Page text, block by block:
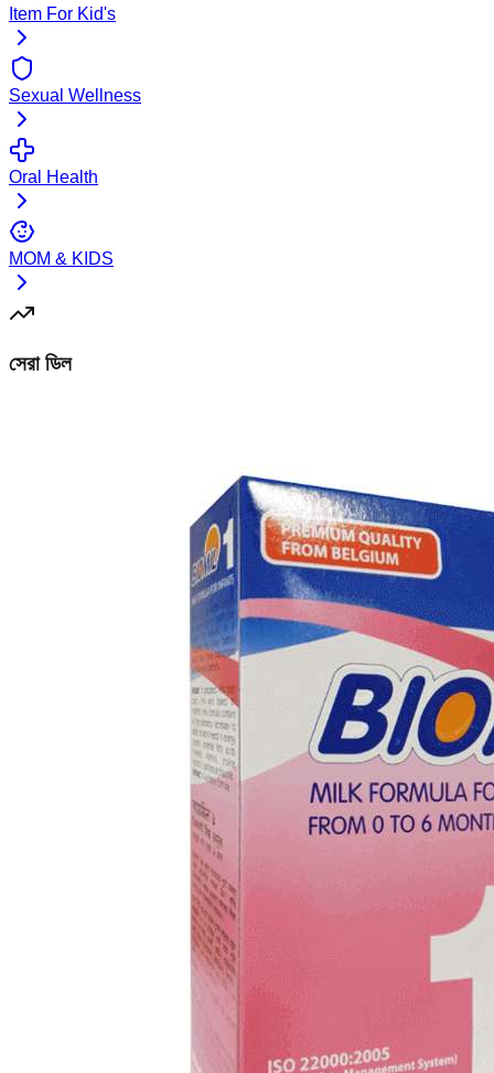
Item For Kid's
Sexual Wellness
Oral Health
MOM & KIDS
সেরা ডিল